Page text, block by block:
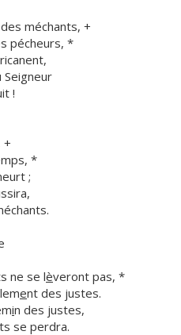
méchants, +
pécheurs, *
Seigneur
!
+
*
;
ne se lèveront pas, *
ent des justes.
in des justes,
se perdra.